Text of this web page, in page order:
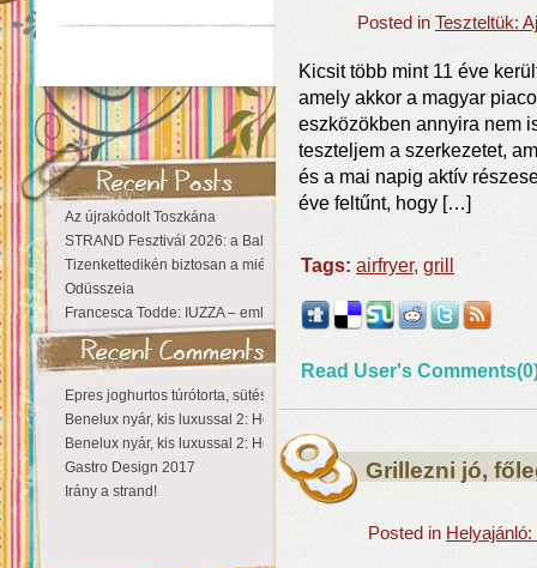
Az újrakódolt Toszkána
STRAND Fesztivál 2026: a Balaton partján a nyár még tart!
Tizenkettedikén biztosan a miénk a Sziget!
Odüsszeia
Francesca Todde: IUZZA – emlékezet, táj és irodalom találkozása a Mai
Epres joghurtos túrótorta, sütés nélkül
Benelux nyár, kis luxussal 2: Hollandia
Benelux nyár, kis luxussal 2: Hollandia
Gastro Design 2017
Irány a strand!
Posted in Teszteltük:
Kicsit több mint 11 éve
amely akkor a magyar
eszközökben annyira nem
teszteljem a szerkezetet,
és a mai napig aktív
éve feltűnt, hogy […]
Tags: airfryer, grill
Read User's
Grillezni jó,
Posted in